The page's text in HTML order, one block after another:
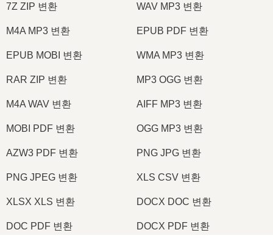
7Z ZIP 변환 WAV MP3 변환
M4A MP3 변환 EPUB PDF 변환
EPUB MOBI 변환 WMA MP3 변환
RAR ZIP 변환 MP3 OGG 변환
M4A WAV 변환 AIFF MP3 변환
MOBI PDF 변환 OGG MP3 변환
AZW3 PDF 변환 PNG JPG 변환
PNG JPEG 변환 XLS CSV 변환
XLSX XLS 변환 DOCX DOC 변환
DOC PDF 변환 DOCX PDF 변환